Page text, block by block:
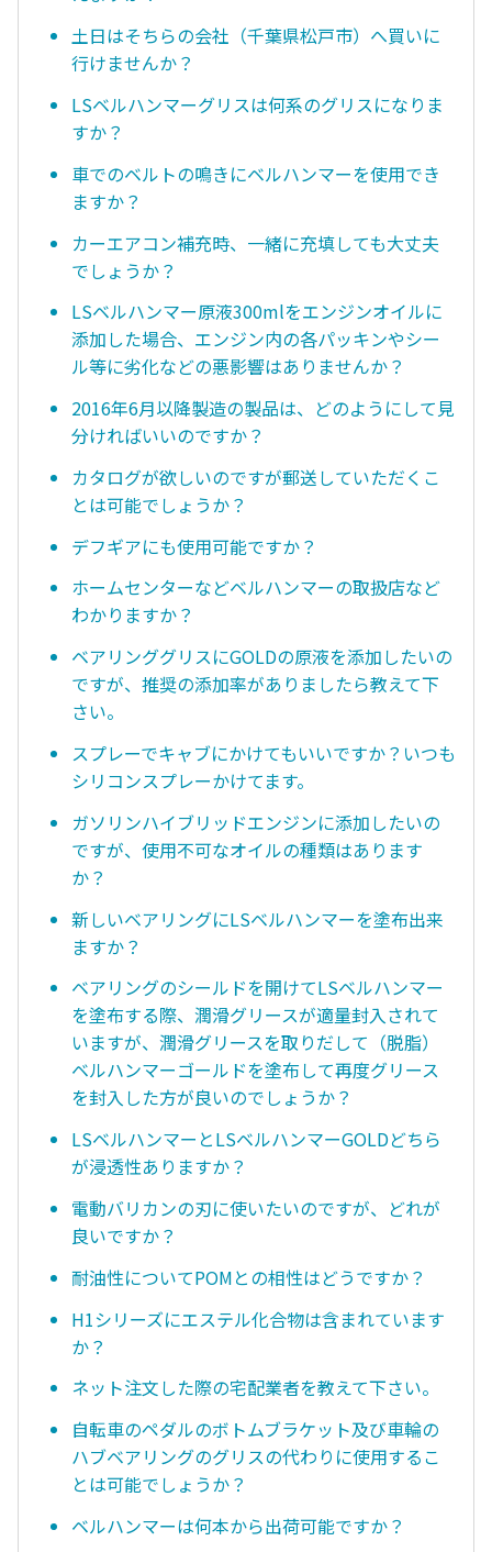
土日はそちらの会社（千葉県松戸市）へ買いに
行けませんか？
LSベルハンマーグリスは何系のグリスになりま
すか？
車でのベルトの鳴きにベルハンマーを使用でき
ますか？
カーエアコン補充時、一緒に充填しても大丈夫
でしょうか？
LSベルハンマー原液300mlをエンジンオイルに
添加した場合、エンジン内の各パッキンやシー
ル等に劣化などの悪影響はありませんか？
2016年6月以降製造の製品は、どのようにして見
分ければいいのですか？
カタログが欲しいのですが郵送していただくこ
とは可能でしょうか？
デフギアにも使用可能ですか？
ホームセンターなどベルハンマーの取扱店など
わかりますか？
ベアリンググリスにGOLDの原液を添加したいの
ですが、推奨の添加率がありましたら教えて下
さい。
スプレーでキャブにかけてもいいですか？いつも
シリコンスプレーかけてます。
ガソリンハイブリッドエンジンに添加したいの
ですが、使用不可なオイルの種類はあります
か？
新しいベアリングにLSベルハンマーを塗布出来
ますか？
ベアリングのシールドを開けてLSベルハンマー
を塗布する際、潤滑グリースが適量封入されて
いますが、潤滑グリースを取りだして（脱脂）
ベルハンマーゴールドを塗布して再度グリース
を封入した方が良いのでしょうか？
LSベルハンマーとLSベルハンマーGOLDどちら
が浸透性ありますか？
電動バリカンの刃に使いたいのですが、どれが
良いですか？
耐油性についてPOMとの相性はどうですか？
H1シリーズにエステル化合物は含まれています
か？
ネット注文した際の宅配業者を教えて下さい。
自転車のペダルのボトムブラケット及び車輪の
ハブベアリングのグリスの代わりに使用するこ
とは可能でしょうか？
ベルハンマーは何本から出荷可能ですか？